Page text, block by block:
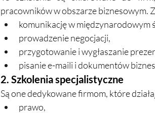
pracowników w obszarze biznesowym.
komunikację w międzynarodowym
prowadzenie negocjacji,
przygotowanie i wygłaszanie
pisanie e-maili i dokumentów
2. Szkolenia specjalistyczne
Są one dedykowane firmom, które
prawo,